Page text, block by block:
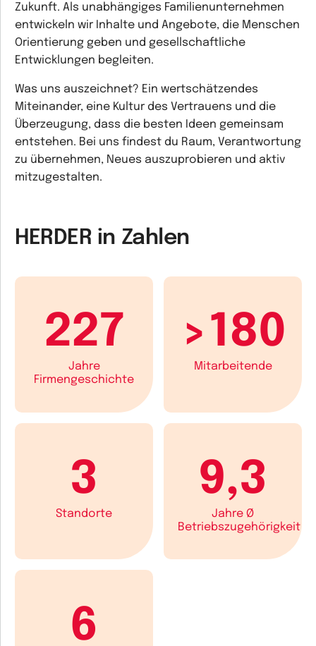
Zukunft. Als unabhängiges Familienunternehmen
entwickeln wir Inhalte und Angebote, die Menschen
Orientierung geben und gesellschaftliche
Entwicklungen begleiten.
Was uns auszeichnet? Ein wertschätzendes
Miteinander, eine Kultur des Vertrauens und die
Überzeugung, dass die besten Ideen gemeinsam
entstehen. Bei uns findest du Raum, Verantwortung
zu übernehmen, Neues auszuprobieren und aktiv
mitzugestalten.
HERDER in Zahlen
227
Jahre
Firmengeschichte
>180
Mitarbeitende
3
Standorte
9,3
Jahre Ø
Betriebszugehörigkeit
6